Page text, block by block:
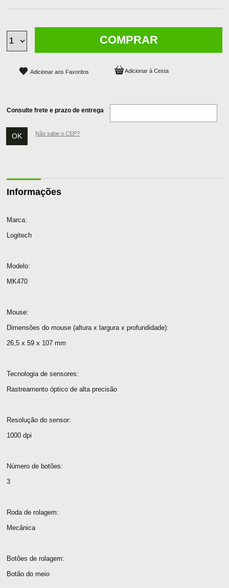
COMPRAR
Adicionar aos Favoritos
Consulte frete e prazo de entrega
Não sabe o CEP?
Informações
Marca:
Logitech
Modelo:
MK470
Mouse:
Dimensões do mouse (altura x largura x profundidade):
26,5 x 59 x 107 mm
Tecnologia de sensores:
Rastreamento óptico de alta precisão
Resolução do sensor:
1000 dpi
Número de botões:
3
Roda de rolagem:
Mecânica
Botões de rolagem:
Botão do meio